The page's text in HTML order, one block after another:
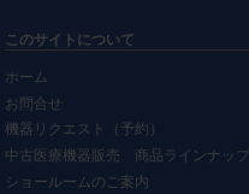
このサイトについて
ホーム
お問合せ
機器リクエスト（予約）
中古医療機器販売 商品ラインナップ
ショールームのご案内